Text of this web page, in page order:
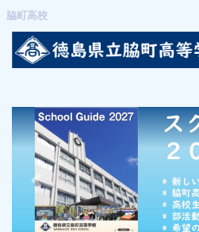
脇町高校
Previous